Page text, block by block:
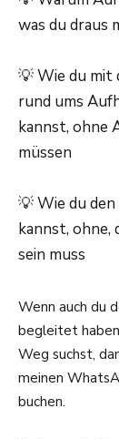
was du draus
💡 Wie du mit
rund ums
kannst, ohne
müssen
💡 Wie du
kannst, ohne,
sein muss
Wenn auch du
begleitet
Weg suchst,
meinen
buchen.